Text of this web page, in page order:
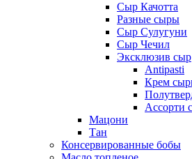
Сыр Качотта
Разные сыры
Сыр Сулугуни
Сыр Чечил
Эксклюзив сыр
Antipasti
Крем
Ассорти
Мацони
Тан
Консервированные бобы